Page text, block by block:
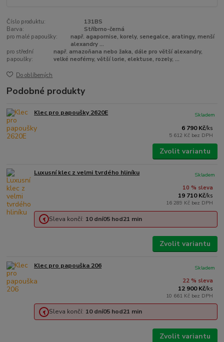
Číslo produktu:
131BS
Barva:
Stříbrno-černá
pro malé papoušky:
např. agapornise, korely, senegalce, aratingy, menší
alexandry ...
pro střední
papoušky:
např. amazoňana nebo žaka, dále pro větší alexandry,
velké neofémy, větší lorie, elektuse, rozely, ...
Do oblíbených
Podobné produkty
Klec pro papoušky 2620E
6 790 Kč/ks
5 612 Kč bez DPH
Skladem
Zvolit variantu
Luxusní klec z velmi tvrdého hliníku
10 % sleva
19 710 Kč/ks
16 289 Kč bez DPH
Skladem
Sleva končí: 10 dní05 hod21 min
Zvolit variantu
Klec pro papouška 206
22 % sleva
12 900 Kč/ks
10 661 Kč bez DPH
Skladem
Sleva končí: 10 dní05 hod21 min
Zvolit variantu